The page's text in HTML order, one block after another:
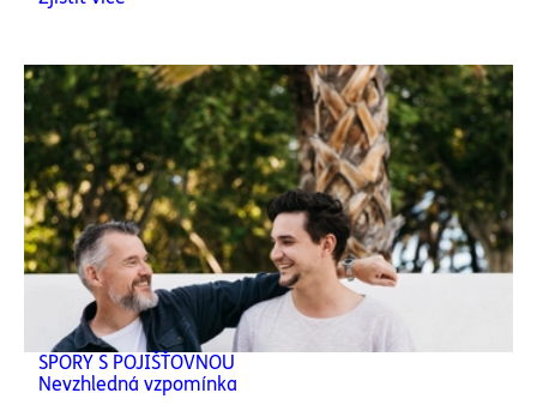
SPORY S POJIŠŤOVNOU
Nevzhledná vzpomínka